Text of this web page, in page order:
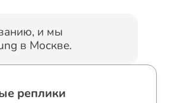
от 1800₽
и мы
в Москве.
реплики